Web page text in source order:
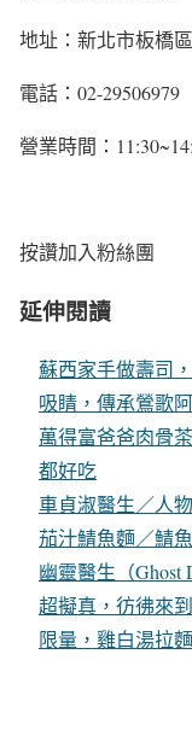
地址：新北市板橋
電話：02-29506979
營業時間：
按讚加入粉絲團
延伸閱讀
蘇西家手做壽司
吸睛，傳承鶯歌
萬得富爸爸肉骨
都好吃
車貞淑醫生／人
茄汁鯖魚麵／鯖
幽靈醫生（Ghost
超擬真，彷彿來
限量，雞白湯拉